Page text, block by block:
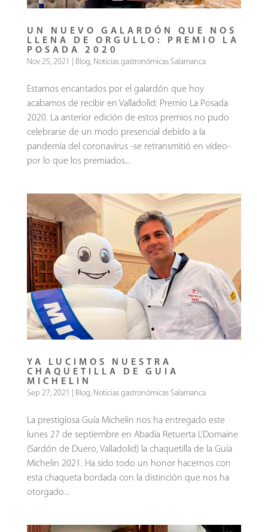
UN NUEVO GALARDÓN QUE NOS
LLENA DE ORGULLO: PREMIO LA
POSADA 2020
Nov 25, 2021 Blog, Noticias gastronómicas Salamanca
Estamos encantados por el galardón que hoy
acabamos de recibir en Valladolid: Premio La Posada
2020. La anterior edición de estos premios no pudo
celebrarse de un modo presencial debido a la
pandemia del coronavirus -se retransmitió en vídeo-
por lo que los premiados...
YA LUCIMOS NUESTRA
CHAQUETILLA DE GUIA
MICHELIN
Sep 27, 2021 Blog, Noticias gastronómicas Salamanca
La prestigiosa Guía Michelin nos ha entregado este
lunes 27 de septiembre en Abadía Retuerta L’Domaine
(Sardón de Duero, Valladolid) la chaquetilla de la Guía
Michelin 2021. Ha sido todo un honor hacernos con
esta chaqueta bordada con la distinción que nos ha
otorgado...